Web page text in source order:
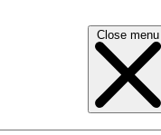
Close menu